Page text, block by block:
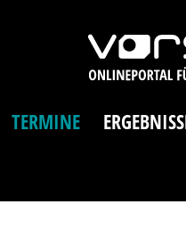
TERMINE